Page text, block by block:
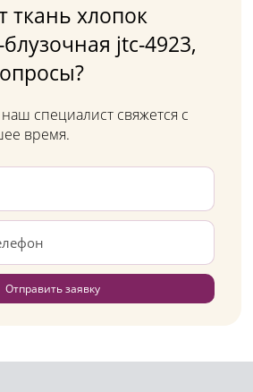
ткань хлопок
jtc-4923,
наш специалист свяжется с
время.
Отправить заявку